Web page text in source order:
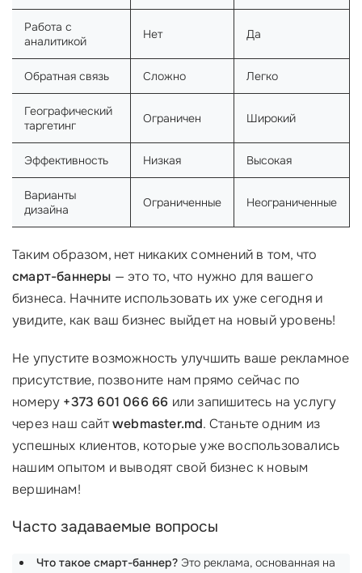
Работа с
аналитикой
Нет Да
Обратная связь Сложно Легко
Географический
таргетинг
Ограничен Широкий
Эффективность Низкая Высокая
Варианты
дизайна
Ограниченные Неограниченные
Таким образом, нет никаких сомнений в том, что
смарт-баннеры — это то, что нужно для вашего
бизнеса. Начните использовать их уже сегодня и
увидите, как ваш бизнес выйдет на новый уровень!
Не упустите возможность улучшить ваше рекламное
присутствие, позвоните нам прямо сейчас по
номеру +373 601 066 66 или запишитесь на услугу
через наш сайтwebmaster.md. Станьте одним из
успешных клиентов, которые уже воспользовались
нашим опытом и выводят свой бизнес к новым
вершинам!
Часто задаваемые вопросы
Что такое смарт-баннер? Это реклама, основанная на